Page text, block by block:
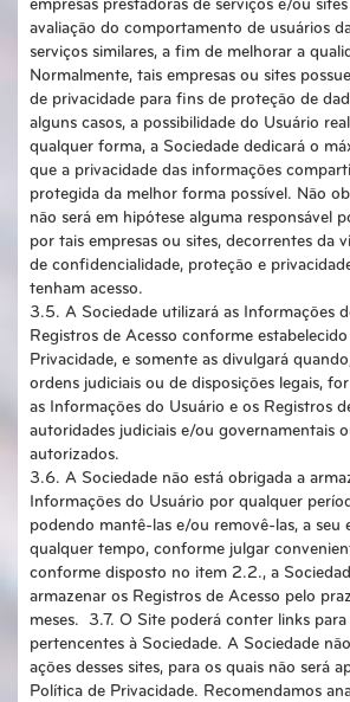
empresas prestadoras de serviços e/ou
avaliação do comportamento de usuários
serviços similares, a fim de melhorar a
Normalmente, tais empresas ou sites
de privacidade para fins de proteção de
alguns casos, a possibilidade do Usuário
qualquer forma, a Sociedade dedicará o
que a privacidade das informações
protegida da melhor forma possível. Não
não será em hipótese alguma responsável
por tais empresas ou sites, decorrentes da
de confidencialidade, proteção e
tenham acesso.
3.5. A Sociedade utilizará as Informações
Registros de Acesso conforme
Privacidade, e somente as divulgará
ordens judiciais ou de disposições legais,
as Informações do Usuário e os Registros
autoridades judiciais e/ou governamentais
autorizados.
3.6. A Sociedade não está obrigada a
Informações do Usuário por qualquer
podendo mantê-las e/ou removê-las, a seu
qualquer tempo, conforme julgar
conforme disposto no item 2.2., a
armazenar os Registros de Acesso pelo
meses. 3.7. O Site poderá conter links
pertencentes à Sociedade. A Sociedade
ações desses sites, para os quais não será
Política de Privacidade. Recomendamos